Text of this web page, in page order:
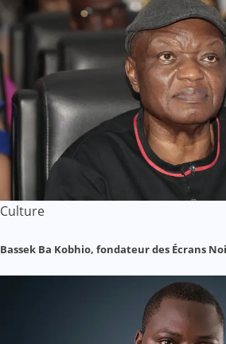
Culture
Bassek Ba Kobhio, fondateur des Écrans